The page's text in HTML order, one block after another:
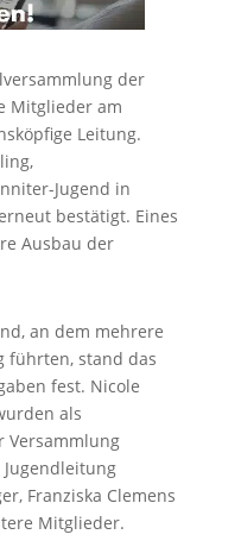
der
Mitglieder am
Leitung.
Jugend in
bestätigt. Eines
Ausbau der
an dem mehrere
führten, stand das
fest. Nicole
als
Versammlung
Franziska Clemens
Mitglieder.